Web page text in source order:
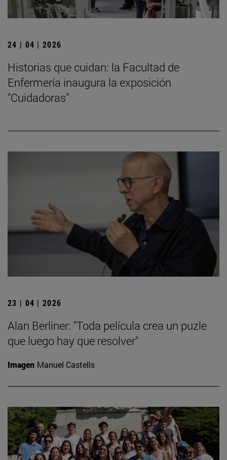
24 | 04 | 2026
Historias que cuidan: la Facultad de
Enfermería inaugura la exposición
"Cuidadoras"
23 | 04 | 2026
Alan Berliner: "Toda película crea un puzle
que luego hay que resolver"
Imagen Manuel Castells